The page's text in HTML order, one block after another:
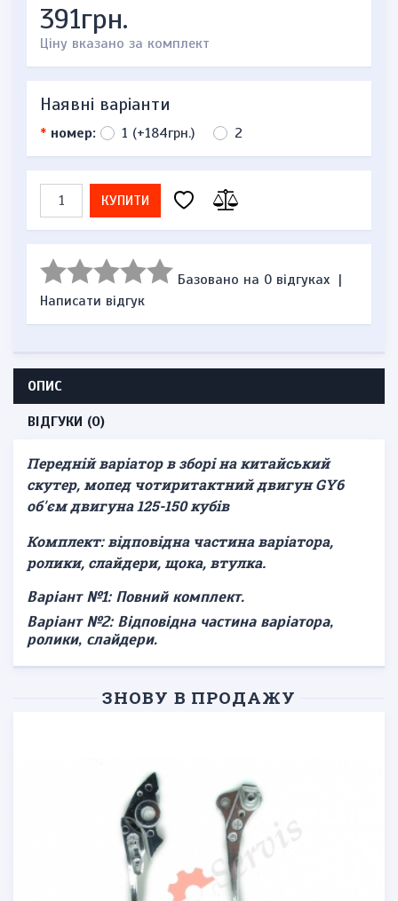
391грн.
Ціну вказано за комплект
Наявні варіанти
* номер: 1 (+184грн.) 2
КУПИТИ
Базовано на 0 відгуках |
Написати відгук
ОПИС
ВІДГУКИ (0)
Передній варіатор в зборі на китайський
скутер, мопед чотиритактний двигун GY6
об'єм двигуна 125-150 кубів
Комплект: відповідна частина варіатора,
ролики, слайдери, щока, втулка.
Варіант №1: Повний комплект.
Варіант №2: Відповідна частина варіатора,
ролики, слайдери.
ЗНОВУ В ПРОДАЖУ